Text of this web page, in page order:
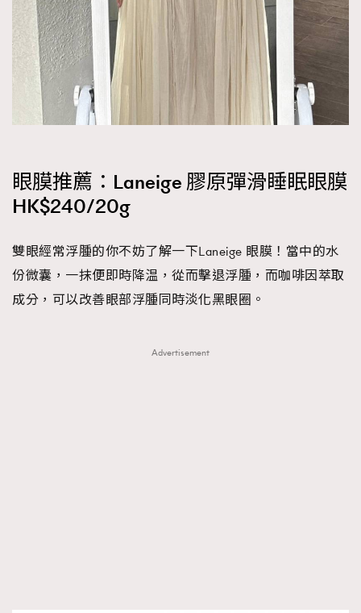
眼膜推薦：Laneige 膠原彈滑睡眠眼膜
HK$240/20g
雙眼經常浮腫的你不妨了解一下Laneige 眼膜！當中的水
份微囊，一抹便即時降温，從而擊退浮腫，而咖啡因萃取
成分，可以改善眼部浮腫同時淡化黑眼圈。
Advertisement